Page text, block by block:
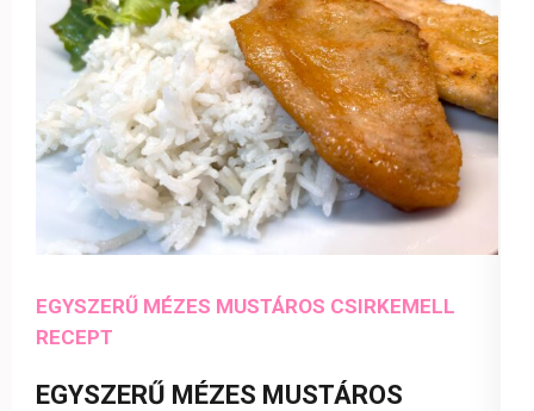
EGYSZERŰ MÉZES MUSTÁROS CSIRKEMELL
RECEPT
EGYSZERŰ MÉZES MUSTÁROS